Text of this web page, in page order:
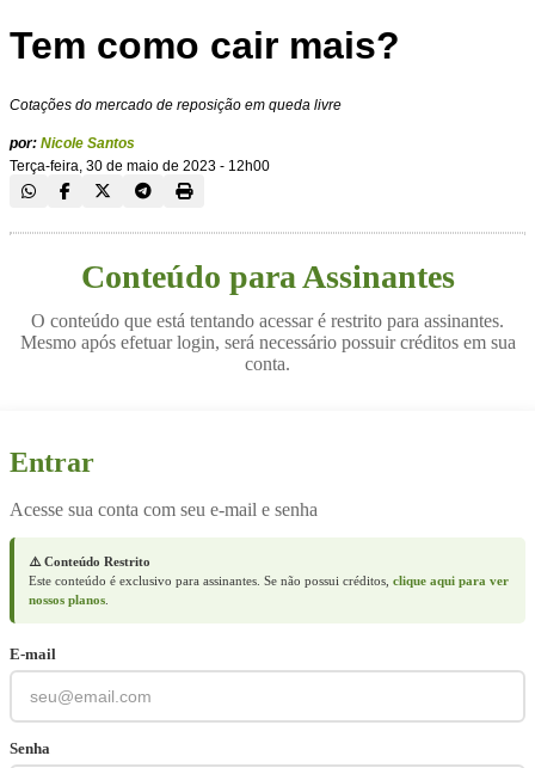
Tem como cair mais?
Cotações do mercado de reposição em queda livre
por: Nicole Santos
Terça-feira, 30 de maio de 2023 - 12h00
Conteúdo para Assinantes
O conteúdo que está tentando acessar é restrito para assinantes.
Mesmo após efetuar login, será necessário possuir créditos em sua
conta.
Entrar
Acesse sua conta com seu e-mail e senha
⚠️ Conteúdo Restrito
Este conteúdo é exclusivo para assinantes. Se não possui créditos, clique aqui para ver
nossos planos
E-mail
Senha